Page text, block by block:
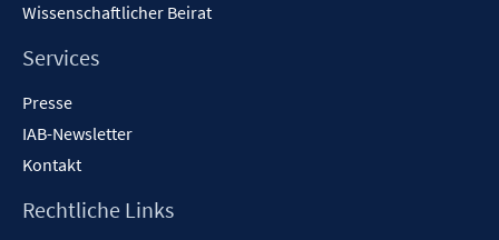
Wissenschaftlicher Beirat
Services
Presse
IAB-Newsletter
Kontakt
Rechtliche Links